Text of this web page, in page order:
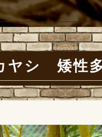
ヤシ 矮性